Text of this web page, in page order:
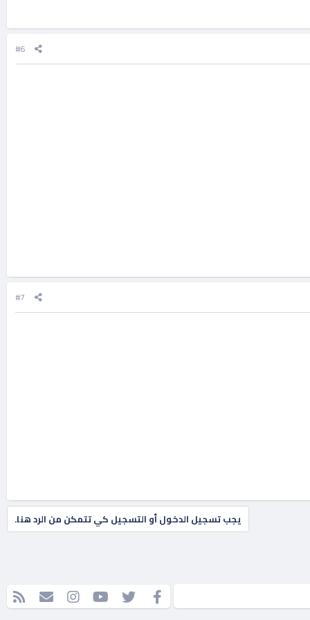
#6
#7
يجب تسجيل الدخول أو التسجيل كي تتمكن من الرد هنا.
فيسبوك تويتر youtube
Instagram إتصل بنا